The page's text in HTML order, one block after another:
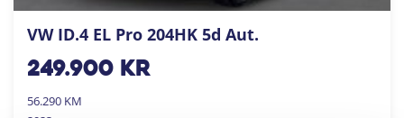
VW ID.4 EL Pro 204HK 5d Aut.
249.900kr
56.290 KM